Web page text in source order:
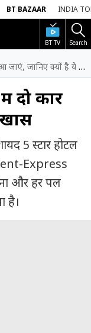
BT BAZAAR INDIA
BT TV Search
जानिए क्यों है ये खास
दो कारें
5 स्टार होटल
Express
और हर पल
है।